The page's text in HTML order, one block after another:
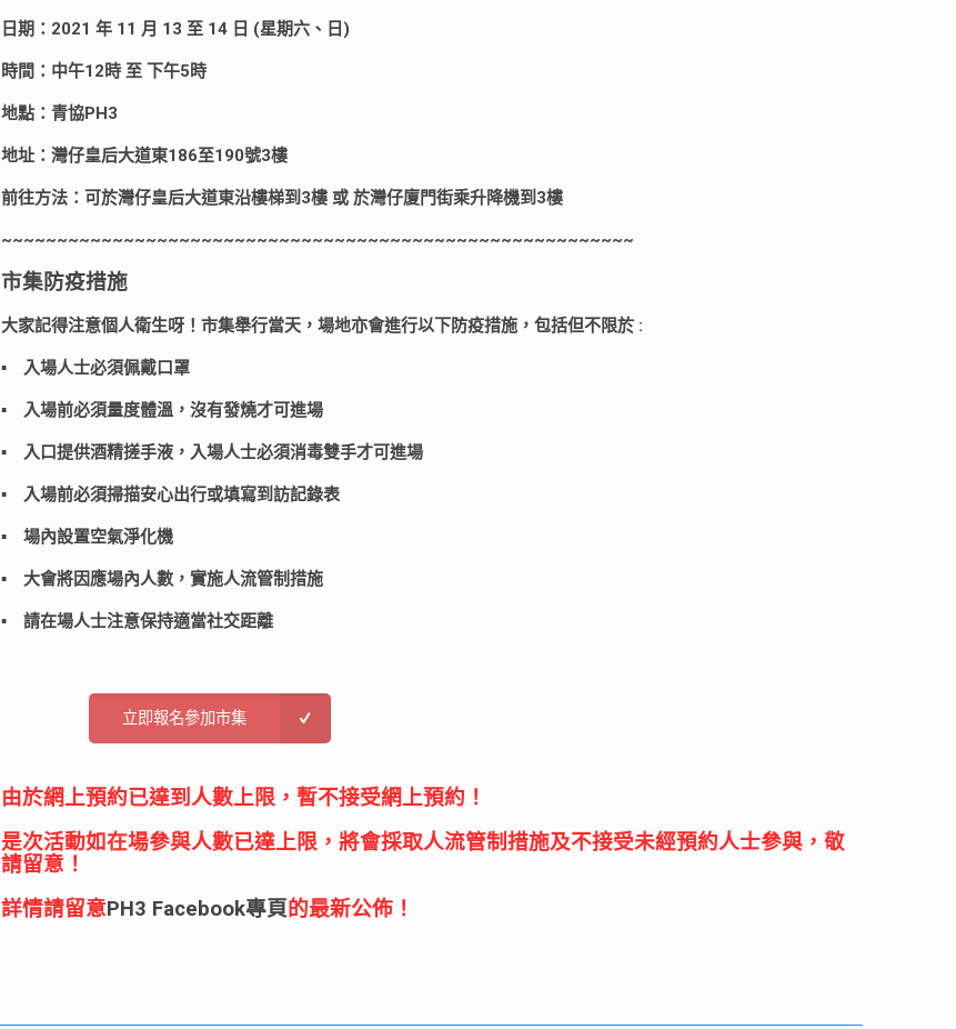
日期：2021 年 11 月 13 至 14 日 (星期六、日)
時間：中午12時 至 下午5時
地點：青協PH3
地址：灣仔皇后大道東186至190號3樓
前往方法：可於灣仔皇后大道東沿樓梯到3樓 或 於灣仔廈門街乘升降機到3樓
~~~~~~~~~~~~~~~~~~~~~~~~~~~~~~~~~~~~~~~~~~~~~~~~~~~~~~~~~
市集防疫措施
大家記得注意個人衛生呀！市集舉行當天，場地亦會進行以下防疫措施，包括但不限於 :
▪️ 入場人士必須佩戴口罩
▪️ 入場前必須量度體溫，沒有發燒才可進場
▪️ 入口提供酒精搓手液，入場人士必須消毒雙手才可進場
▪️ 入場前必須掃描安心出行或填寫到訪記錄表
▪️ 場內設置空氣淨化機
▪️ 大會將因應場內人數，實施人流管制措施
▪️ 請在場人士注意保持適當社交距離
立即報名參加市集
由於網上預約已達到人數上限，暫不接受網上預約！
是次活動如在場參與人數已達上限，將會採取人流管制措施及不接受未經預約人士參與，敬
請留意！
詳情請留意PH3 Facebook專頁的最新公佈！